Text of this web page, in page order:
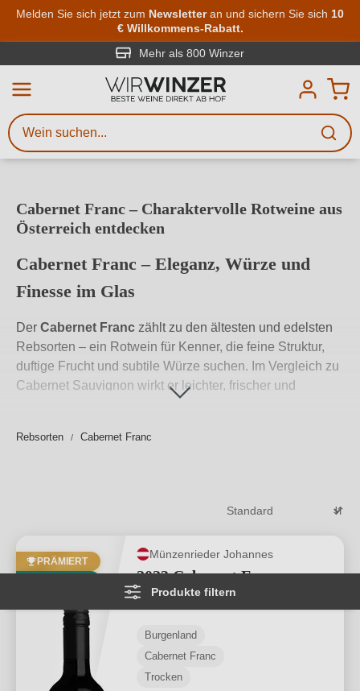
Zum Hauptinhalt springen
Melden Sie sich jetzt zum Newsletteran und sichern Sie sich 10
€ Willkommens-Rabatt.
Mehr als 800 Winzer
Cabernet Franc – Charaktervolle Rotweine aus
Österreich entdecken
Cabernet Franc – Eleganz, Würze und
Finesse im Glas
Der Cabernet Franc zählt zu den ältesten und edelsten
Rebsorten – ein Rotwein für Kenner, die feine Struktur,
duftige Frucht und subtile Würze suchen. Im Vergleich zu
Cabernet Sauvignon wirkt er leichter, frischer und
überzeugt er jung wie gereift.
Genießer, die Nuancen schätzen undRotwein online
Rebsorten Cabernet Franc
Produkte filtern
PRÄMIERT
Münzenrieder Johannes
2023 Cabernet Franc
Reserve
Burgenland
Cabernet Franc
Trocken
Weinsuche
Mindestens 3 Zeichen eingeben
Beschreiben Sie, welchen Wein
Sie suchen – ob nach Geschmack,
Kriterien.